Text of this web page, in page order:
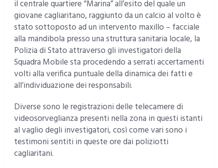
il centrale quartiere “Marina” all’esito del quale un
giovane cagliaritano, raggiunto da un calcio al volto è
stato sottoposto ad un intervento maxillo – facciale
alla mandibola presso una struttura sanitaria locale, la
Polizia di Stato attraverso gli investigatori della
Squadra Mobile sta procedendo a serrati accertamenti
volti alla verifica puntuale della dinamica dei fatti e
all’individuazione dei responsabili.
Diverse sono le registrazioni delle telecamere di
videosorveglianza presenti nella zona in questi istanti
al vaglio degli investigatori, così come vari sono i
testimoni sentiti in queste ore dai poliziotti
cagliaritani.